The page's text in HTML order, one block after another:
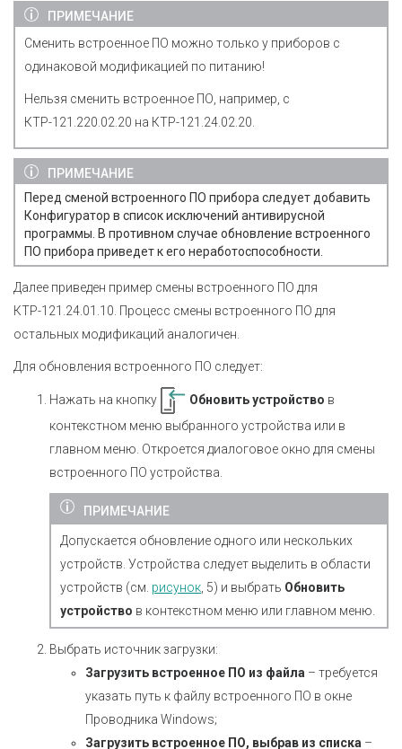
ПРИМЕЧАНИЕ
Сменить встроенное ПО можно только у приборов с
одинаковой модификацией по питанию!
Нельзя сменить встроенное ПО, например, с
КТР-121.220.02.20 на КТР-121.24.02.20.
ПРИМЕЧАНИЕ
Перед сменой встроенного ПО прибора следует добавить
Конфигуратор в список исключений антивирусной
программы. В противном случае обновление встроенного
ПО прибора приведет к его неработоспособности.
Далее приведен пример смены встроенного ПО для
КТР-121.24.01.10. Процесс смены встроенного ПО для
остальных модификаций аналогичен.
Для обновления встроенного ПО следует:
Нажать на кнопку Обновить устройство в
контекстном меню выбранного устройства или в
главном меню. Откроется диалоговое окно для смены
встроенного ПО устройства.
ПРИМЕЧАНИЕ
Допускается обновление одного или нескольких
устройств. Устройства следует выделить в области
устройств (см. рисунок , 5) и выбрать Обновить
устройство в контекстном меню или главном меню.
Выбрать источник загрузки:
Загрузить встроенное ПО из файла – требуется
указать путь к файлу встроенного ПО в окне
Проводника Windows;
Загрузить встроенное ПО, выбрав из списка –